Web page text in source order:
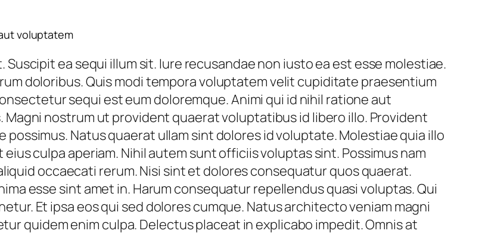
voluptatem
ea sequi illum sit. Iure recusandae non iusto ea est esse molestiae.
doloribus. Quis modi tempora voluptatem velit cupiditate praesentium
sequi est eum doloremque. Animi qui id nihil ratione aut
nostrum ut provident quaerat voluptatibus id libero illo. Provident
Natus quaerat ullam sint dolores id voluptate. Molestiae quia illo
culpa aperiam. Nihil autem sunt officiis voluptas sint. Possimus nam
occaecati rerum. Nisi sint et dolores consequatur quos quaerat.
esse sint amet in. Harum consequatur repellendus quasi voluptas. Qui
Et ipsa eos qui sed dolores cumque. Natus architecto veniam magni
quidem enim culpa. Delectus placeat in explicabo impedit. Omnis at